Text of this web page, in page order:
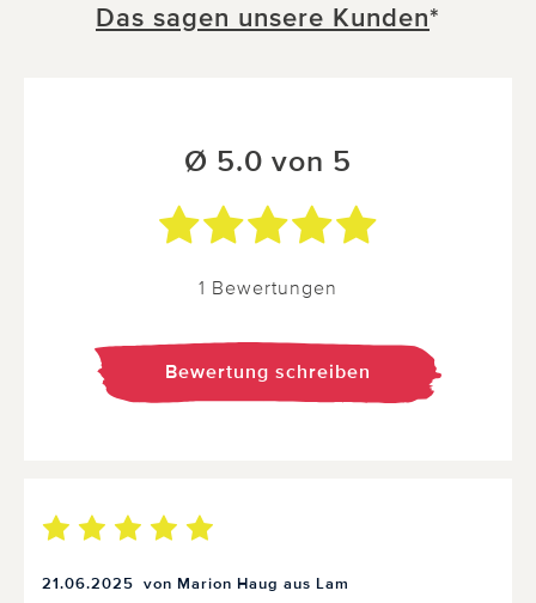
Das sagen unsere Kunden*
Ø 5.0 von 5
1 Bewertungen
Bewertung schreiben
21.06.2025 von Marion Haug aus Lam